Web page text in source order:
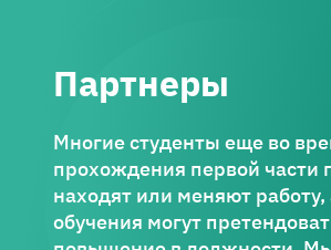
Партнеры
Многие студенты еще во
прохождения первой части
находят или меняют работу,
обучения могут